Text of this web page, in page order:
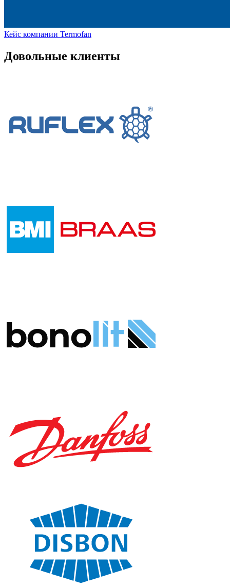
Кейс компании Termofan
Довольные клиенты